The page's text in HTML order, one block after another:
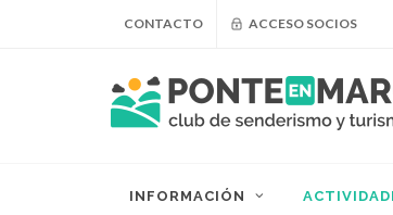
CONTACTO ACCESO SOCIOS
INFORMACIÓN